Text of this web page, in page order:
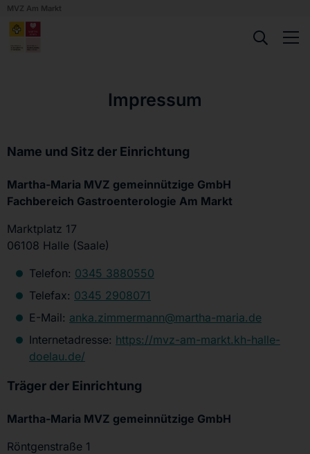
MVZ Am Markt
Impressum
Name und Sitz der Einrichtung
Martha-Maria MVZ gemeinnützige GmbH
Fachbereich Gastroenterologie Am Markt
Marktplatz 17
06108 Halle (Saale)
Telefon: 0345 3880550
Telefax: 0345 2908071
E-Mail: anka.zimmermann@martha-maria.de
Internetadresse: https://mvz-am-markt.kh-halle-
doelau.de/
Träger der Einrichtung
Martha-Maria MVZ gemeinnützige GmbH
Röntgenstraße 1